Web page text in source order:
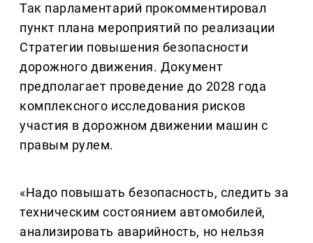
Так парламентарий прокомментировал
пункт плана мероприятий по реализации
Стратегии повышения безопасности
дорожного движения. Документ
предполагает проведение до 2028 года
комплексного исследования рисков
участия в дорожном движении машин с
правым рулем.
«Надо повышать безопасность, следить за
техническим состоянием автомобилей,
анализировать аварийность, но нельзя